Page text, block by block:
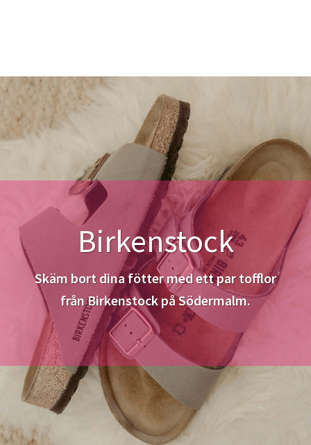
Birkenstock
Skäm bort dina fötter med ett par tofflor
från Birkenstock på Södermalm.